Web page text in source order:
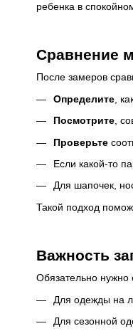
ребенка в
Сравнение
После замеров
Определите ,
Посмотрите ,
Проверьте
Если какой-то
Для шапочек,
Такой подход
Важность
Обязательно нужно
Для одежды на
Для сезонной